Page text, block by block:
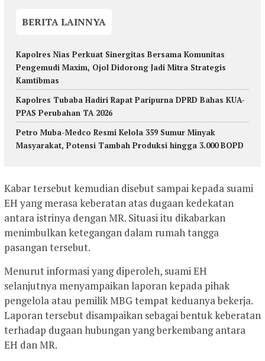
BERITA LAINNYA
Kapolres Nias Perkuat Sinergitas Bersama Komunitas
Pengemudi Maxim, Ojol Didorong Jadi Mitra Strategis
Kamtibmas
Kapolres Tubaba Hadiri Rapat Paripurna DPRD Bahas KUA-
PPAS Perubahan TA 2026
Petro Muba-Medco Resmi Kelola 359 Sumur Minyak
Masyarakat, Potensi Tambah Produksi hingga 3.000 BOPD
Kabar tersebut kemudian disebut sampai kepada suami
EH yang merasa keberatan atas dugaan kedekatan
antara istrinya dengan MR. Situasi itu dikabarkan
menimbulkan ketegangan dalam rumah tangga
pasangan tersebut.
Menurut informasi yang diperoleh, suami EH
selanjutnya menyampaikan laporan kepada pihak
pengelola atau pemilik MBG tempat keduanya bekerja.
Laporan tersebut disampaikan sebagai bentuk keberatan
terhadap dugaan hubungan yang berkembang antara
EH dan MR.